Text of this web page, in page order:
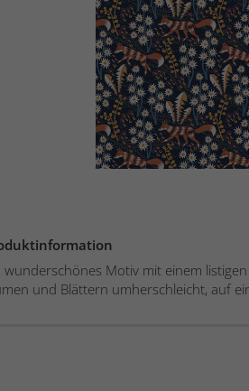
wunderschönes Motiv mit einem
und Blättern umherschleicht, auf